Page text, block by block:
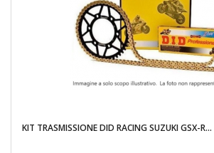
KIT TRASMISSIONE DID RACING SUZUKI GSX-R...